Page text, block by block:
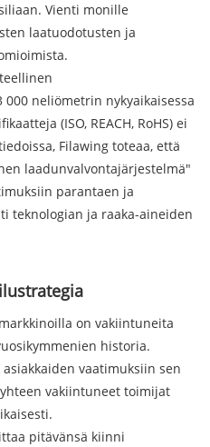
Vienti monille
laatuodotusten ja
neliömetrin nykyaikaisessa
(ISO, REACH, RoHS) ei
Filawing toteaa, että
laadunvalvontajärjestelmä"
parantaen ja
teknologian ja raaka-aineiden
on vakiintuneita
historia.
vaatimuksiin sen
vakiintuneet toimijat
pitävänsä kiinni